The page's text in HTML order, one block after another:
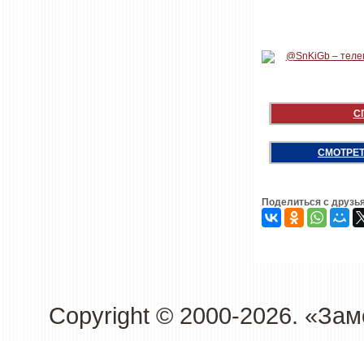
Поделиться с
Copyright © 2000-2026.